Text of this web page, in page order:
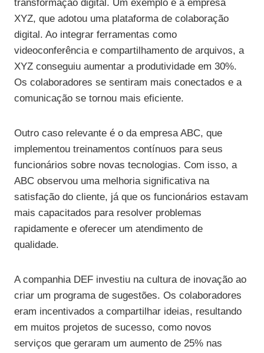
transformação digital. Um exemplo é a empresa
XYZ, que adotou uma plataforma de colaboração
digital. Ao integrar ferramentas como
videoconferência e compartilhamento de arquivos, a
XYZ conseguiu aumentar a produtividade em 30%.
Os colaboradores se sentiram mais conectados e a
comunicação se tornou mais eficiente.
Outro caso relevante é o da empresa ABC, que
implementou treinamentos contínuos para seus
funcionários sobre novas tecnologias. Com isso, a
ABC observou uma melhoria significativa na
satisfação do cliente, já que os funcionários estavam
mais capacitados para resolver problemas
rapidamente e oferecer um atendimento de
qualidade.
A companhia DEF investiu na cultura de inovação ao
criar um programa de sugestões. Os colaboradores
eram incentivados a compartilhar ideias, resultando
em muitos projetos de sucesso, como novos
serviços que geraram um aumento de 25% nas